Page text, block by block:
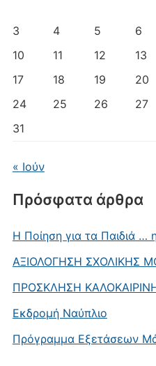
3
4 5 6
10
11 12 13
17
18 19 20
24
25 26 27
31
« Ιούν
Πρόσφατα άρθρα
Η Ποίηση για τα Παιδιά …
AΞΙΟΛΟΓΗΣΗ ΣΧΟΛΙΚΗΣ
ΠΡΟΣΚΛΗΣΗ
Εκδρομή Ναύπλιο
Πρόγραμμα Εξετάσεων